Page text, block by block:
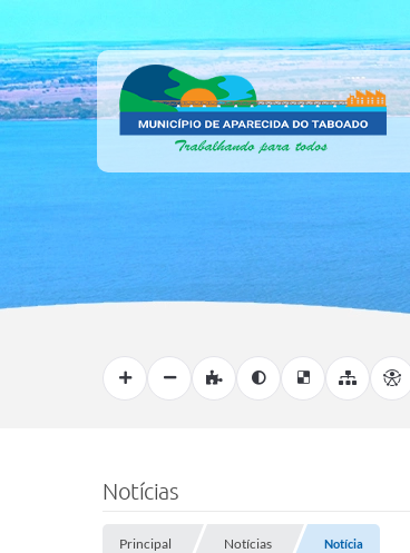
Notícias
Principal Notícias Notícia